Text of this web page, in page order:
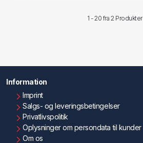
1 - 20 fra 2 Produkter
Information
Imprint
Salgs- og leveringsbetingelser
Privatlivspolitik
Oplysninger om persondata til kunder
Om os